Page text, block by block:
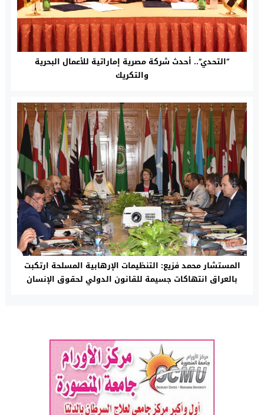
“التحدي”.. أحدث شركة مصرية إماراتية للأعمال البحرية
والتكريك
المستشار محمد فزيع: التنظيمات الإرهابية المسلحة ارتكبت
بالعراق انتهاكات جسيمة للقانون الدولي لحقوق الإنسان